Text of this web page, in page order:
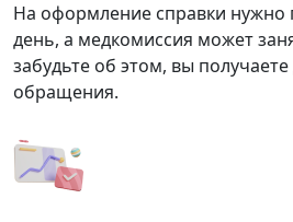
На оформление справки нужно
день, а медкомиссия может
забудьте об этом, вы
обращения.